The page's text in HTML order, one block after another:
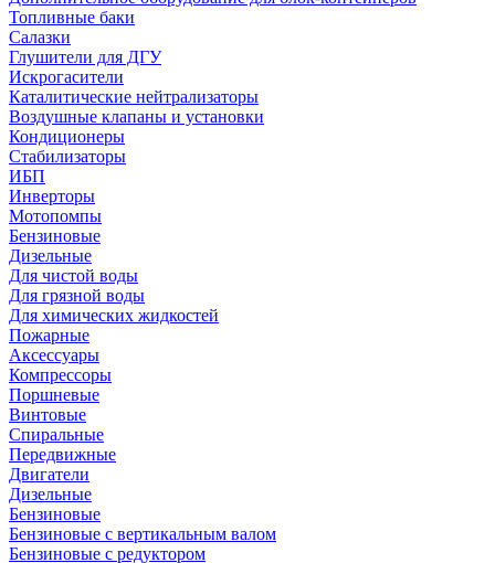
Топливные баки
Салазки
Глушители для ДГУ
Искрогасители
Каталитические нейтрализаторы
Воздушные клапаны и установки
Кондиционеры
Стабилизаторы
ИБП
Инверторы
Мотопомпы
Бензиновые
Дизельные
Для чистой воды
Для грязной воды
Для химических жидкостей
Пожарные
Аксессуары
Компрессоры
Поршневые
Винтовые
Спиральные
Передвижные
Двигатели
Дизельные
Бензиновые
Бензиновые с вертикальным валом
Бензиновые с редуктором